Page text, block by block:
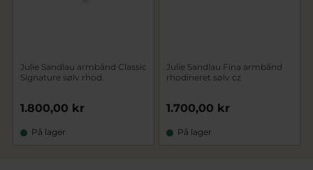
Julie Sandlau armbånd Classic
Signature sølv rhod.
1.800,00 kr
På lager
Julie Sandlau Fina armbånd
rhodineret sølv cz
1.700,00 kr
På lager